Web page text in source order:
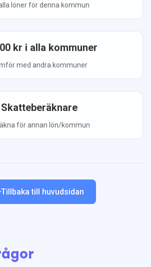
löner för denna kommun
kr i alla kommuner
med andra kommuner
Skatteberäknare
för annan lön/kommun
Tillbaka till huvudsidan